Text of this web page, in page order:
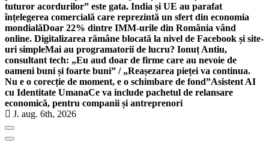
tuturor acordurilor” este gata. India și UE au parafat
înțelegerea comercială care reprezintă un sfert din economia
mondialăDoar 22% dintre IMM-urile din România vând
online. Digitalizarea rămâne blocată la nivel de Facebook și site-
uri simpleMai au programatorii de lucru? Ionuț Antiu,
consultant tech: „Eu aud doar de firme care au nevoie de
oameni buni și foarte buni” / „Reașezarea pieței va continua.
Nu e o corecție de moment, e o schimbare de fond”Asistent AI
cu Identitate UmanaCe va include pachetul de relansare
economică, pentru companii și antreprenori
J. aug. 6th, 2026